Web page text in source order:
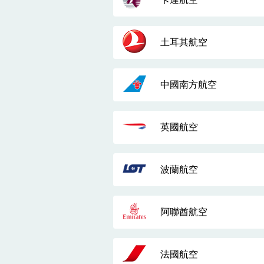
土耳其航空
中國南方航空
英國航空
波蘭航空
阿聯酋航空
法國航空